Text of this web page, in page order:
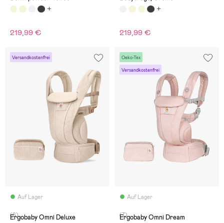
219,99 € 219,99 €
Versandkostenfrei
Auf Lager
(6)
Ergobaby Omni Deluxe
Oeko-Tex
Versandkostenfrei
Auf Lager
(7)
Ergobaby Omni Dream